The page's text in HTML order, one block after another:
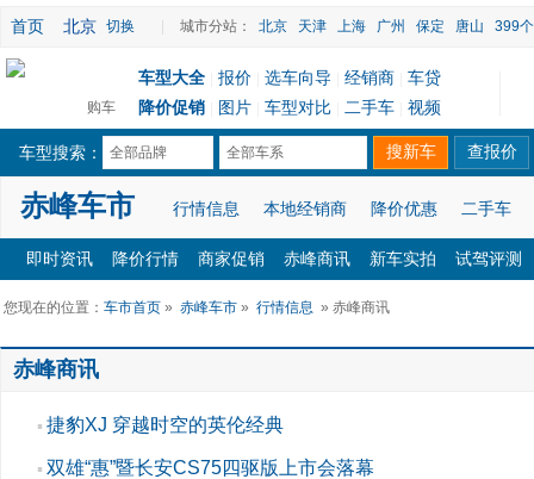
首页 北京 切换 城市分站： 北京 天津 上海 广州 保定 唐山 399
购车
车型大全 报价 选车向导 经销商
车贷
降价促销
图片 车型对比 二手车 视频
车型搜索： 全部品牌 全部车系
赤峰车市 行情信息 本地经销商 降价优惠 二手车
即时资讯 降价行情 商家促销 赤峰商讯 新车实拍 试驾评测
您现在的位置： 车市首页 » 赤峰车市 » 行情信息 » 赤峰商讯
赤峰商讯
▪ 捷豹XJ 穿越时空的英伦经典
▪ 双雄“惠”暨长安CS75四驱版上市会落幕